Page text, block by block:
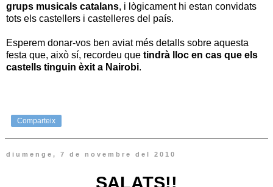
grups musicals catalans, i lògicament hi estan convidats
tots els castellers i castelleres del país.
Esperem donar-vos ben aviat més detalls sobre aquesta
festa que, això sí, recordeu que tindrà lloc en cas que els
castells tinguin èxit a Nairobi.
Comparteix
diumenge, 7 de novembre del 2010
SALATS!!